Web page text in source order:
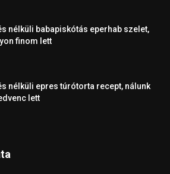
nélküli babapiskótás eperhab szelet,
finom lett
nélküli epres túrótorta recept, nálunk
lett